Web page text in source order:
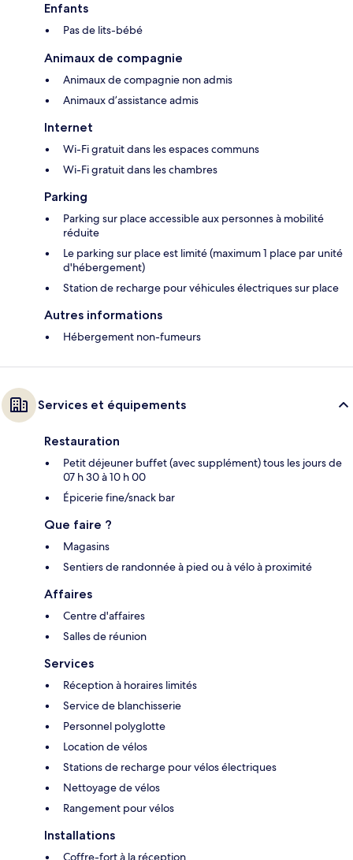
Enfants
Pas de lits-bébé
Animaux de compagnie
Animaux de compagnie non admis
Animaux d’assistance admis
Internet
Wi-Fi gratuit dans les espaces communs
Wi-Fi gratuit dans les chambres
Parking
Parking sur place accessible aux personnes à mobilité
réduite
Le parking sur place est limité (maximum 1 place par unité
d'hébergement)
Station de recharge pour véhicules électriques sur place
Autres informations
Hébergement non-fumeurs
Services et équipements
Restauration
Petit déjeuner buffet (avec supplément) tous les jours de
07 h 30 à 10 h 00
Épicerie fine/snack bar
Que faire ?
Magasins
Sentiers de randonnée à pied ou à vélo à proximité
Affaires
Centre d'affaires
Salles de réunion
Services
Réception à horaires limités
Service de blanchisserie
Personnel polyglotte
Location de vélos
Stations de recharge pour vélos électriques
Nettoyage de vélos
Rangement pour vélos
Installations
Coffre-fort à la réception